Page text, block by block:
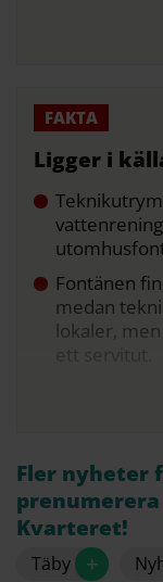
Ligger i
Fontänen
medan
lokaler,
Fler nyheter
Kvarteret!
Täby +